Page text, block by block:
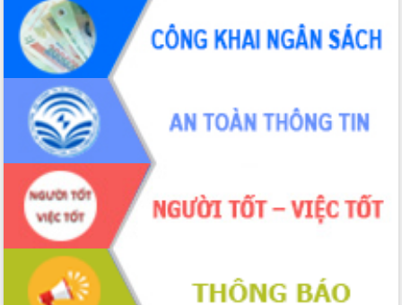
Quyết liệt cải cách hành chính, khơi
thông nguồn lực phát triển
Nâng cao hiệu lực, hiệu quả HĐND
tỉnh thông qua hiện đại hóa hành chính
Xã Ea Phê gắn cải cách hành chính với
chuyển đổi số
Phó Chủ tịch Thường trực UBND tỉnh
Hồ Thị Nguyên Thảo làm việc tại Trung
tâm Phục vụ hành chính công xã Ea
Phê
Xây dựng nền hành chính số đồng
hành cùng nông dân dân, doanh nghiệp
Giai đoạn 2026-2030, Đắk Lắk phấn
đấu có 77% xã đạt chuẩn nông thôn
mới